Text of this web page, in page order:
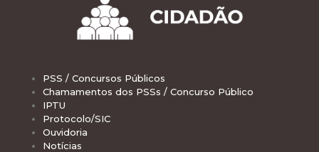
PSS / Concursos Públicos
Chamamentos dos PSSs / Concurso Público
IPTU
Protocolo/SIC
Ouvidoria
Notícias